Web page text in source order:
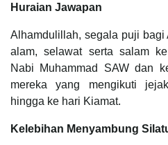
Huraian Jawapan
Alhamdulillah, segala puji bagi
alam, selawat serta salam
Nabi Muhammad SAW dan
mereka yang mengikuti
hingga ke hari Kiamat.
Kelebihan Menyambung